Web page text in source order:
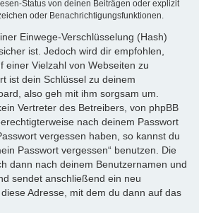
Status von deinen Beiträgen oder explizit
oder Benachrichtigungsfunktionen.
Einwege-Verschlüsselung (Hash)
ist. Jedoch wird dir empfohlen,
einer Vielzahl von Webseiten zu
ist dein Schlüssel zu deinem
also geh mit ihm sorgsam um.
Vertreter des Betreibers, von phpBB
nach deinem Passwort
vergessen haben, so kannst du
Passwort vergessen“ benutzen. Die
dann nach deinem Benutzernamen und
sendet anschließend ein neu
Adresse, mit dem du dann auf das